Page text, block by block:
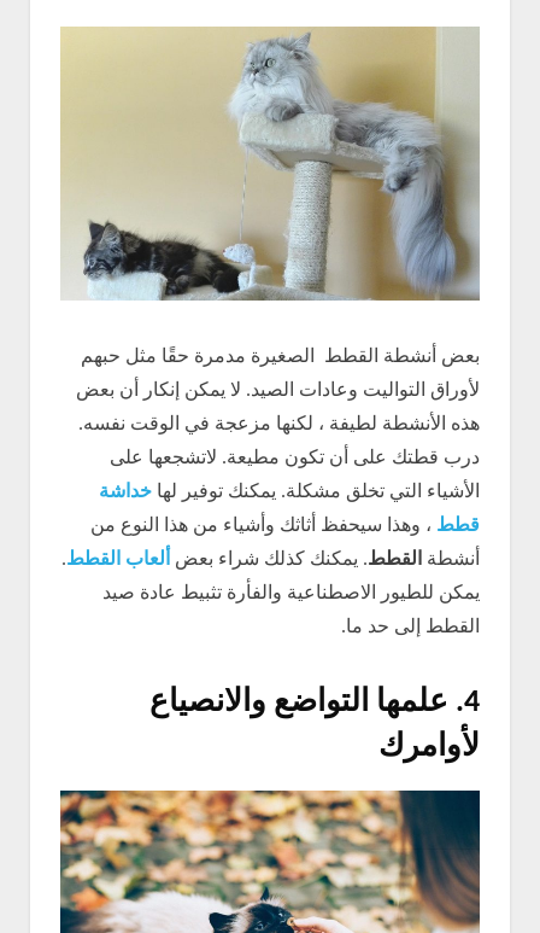
بعض أنشطة القطط الصغيرة مدمرة حقًا مثل حبهم
لأوراق التواليت وعادات الصيد. لا يمكن إنكار أن بعض
هذه الأنشطة لطيفة ، لكنها مزعجة في الوقت نفسه.
درب قطتك على أن تكون مطيعة. لاتشجعها على
الأشياء التي تخلق مشكلة. يمكنك توفير لها خداشة
قطط ، وهذا سيحفظ أثاثك وأشياء من هذا النوع من
أنشطة
القطط. يمكنك كذلك شراء بعض ألعاب القطط.
يمكن للطيور الاصطناعية والفأرة تثبيط عادة صيد
القطط إلى حد ما.
4. علمها التواضع والانصياع
لأوامرك